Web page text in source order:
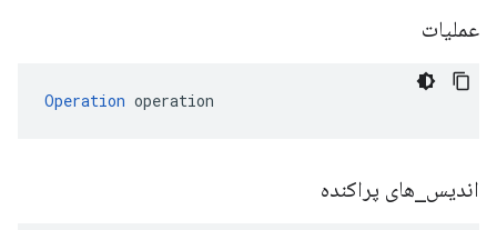
عملیات
Operation operation
اندیس های پراکنده